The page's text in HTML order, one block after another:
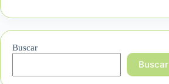
Buscar
Buscar